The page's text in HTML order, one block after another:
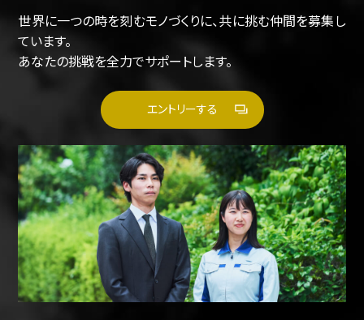
世界に一つの時を刻むモノづくりに、共に挑む仲間を募集し
ています。
あなたの挑戦を全力でサポートします。
エントリーする